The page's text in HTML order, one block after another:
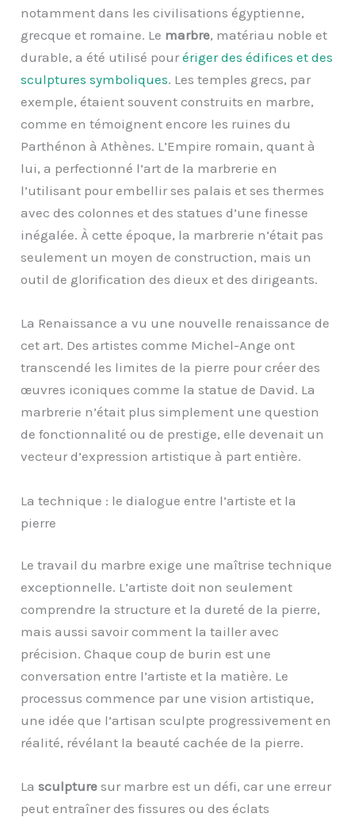
notamment dans les civilisations égyptienne,
grecque et romaine. Le marbre, matériau noble et
durable, a été utilisé pour ériger des édifices et des
sculptures symboliques. Les temples grecs, par
exemple, étaient souvent construits en marbre,
comme en témoignent encore les ruines du
Parthénon à Athènes. L’Empire romain, quant à
lui, a perfectionné l’art de la marbrerie en
l’utilisant pour embellir ses palais et ses thermes
avec des colonnes et des statues d’une finesse
inégalée. À cette époque, la marbrerie n’était pas
seulement un moyen de construction, mais un
outil de glorification des dieux et des dirigeants.
La Renaissance a vu une nouvelle renaissance de
cet art. Des artistes comme Michel-Ange ont
transcendé les limites de la pierre pour créer des
œuvres iconiques comme la statue de David. La
marbrerie n’était plus simplement une question
de fonctionnalité ou de prestige, elle devenait un
vecteur d’expression artistique à part entière.
La technique : le dialogue entre l’artiste et la
pierre
Le travail du marbre exige une maîtrise technique
exceptionnelle. L’artiste doit non seulement
comprendre la structure et la dureté de la pierre,
mais aussi savoir comment la tailler avec
précision. Chaque coup de burin est une
conversation entre l’artiste et la matière. Le
processus commence par une vision artistique,
une idée que l’artisan sculpte progressivement en
réalité, révélant la beauté cachée de la pierre.
Lasculpture sur marbre est un défi, car une erreur
peut entraîner des fissures ou des éclats